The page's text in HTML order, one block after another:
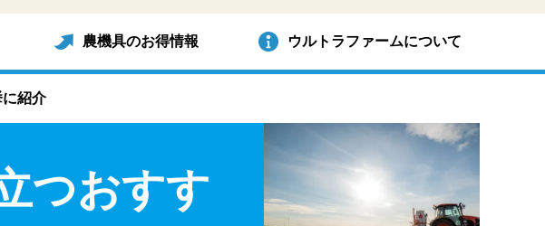
農機具のお得情報 ウルトラファームについて
紹介
つおすす